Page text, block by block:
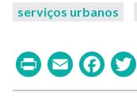
serviços urbanos
PrintEmail